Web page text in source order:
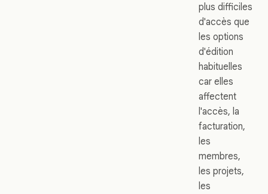
plus difficiles
d'accès que
les options
d'édition
habituelles
car elles
affectent
l'accès, la
facturation,
les
membres,
les projets,
les